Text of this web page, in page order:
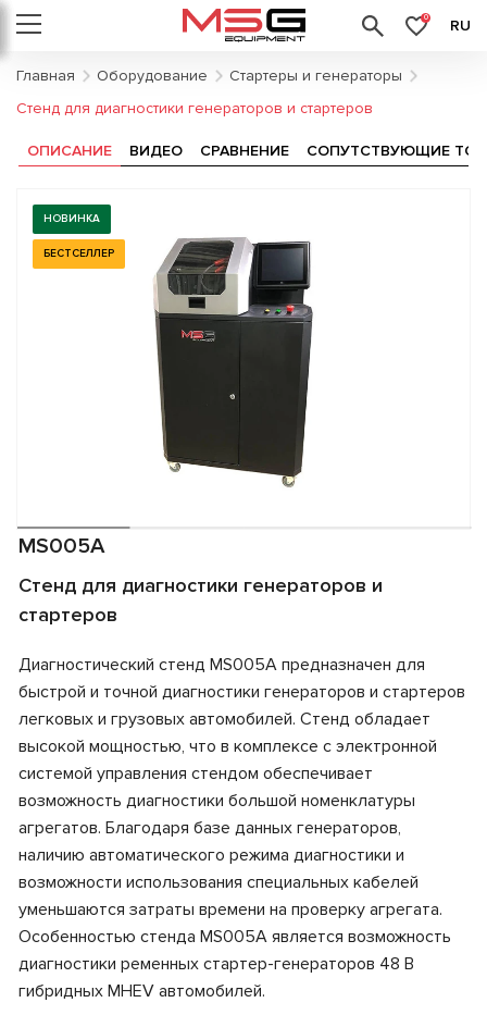
0 RU
Главная Оборудование
Стартеры и генераторы
Стенд для диагностики генераторов и стартеров
НОВИНКА
БЕСТСЕЛЛЕР
MS005A
Стенд для диагностики генераторов и
стартеров
Диагностический стенд MS005A предназначен для
быстрой и точной диагностики генераторов и стартеров
легковых и грузовых автомобилей. Стенд обладает
высокой мощностью, что в комплексе с электронной
системой управления стендом обеспечивает
возможность диагностики большой номенклатуры
агрегатов. Благодаря базе данных генераторов,
наличию автоматического режима диагностики и
возможности использования специальных кабелей
уменьшаются затраты времени на проверку агрегата.
Особенностью стенда MS005A является возможность
диагностики ременных стартер-генераторов 48 В
гибридных MHEV автомобилей.
ОПИСАНИЕ ВИДЕО СРАВНЕНИЕ СОПУТСТВУЮЩИЕ